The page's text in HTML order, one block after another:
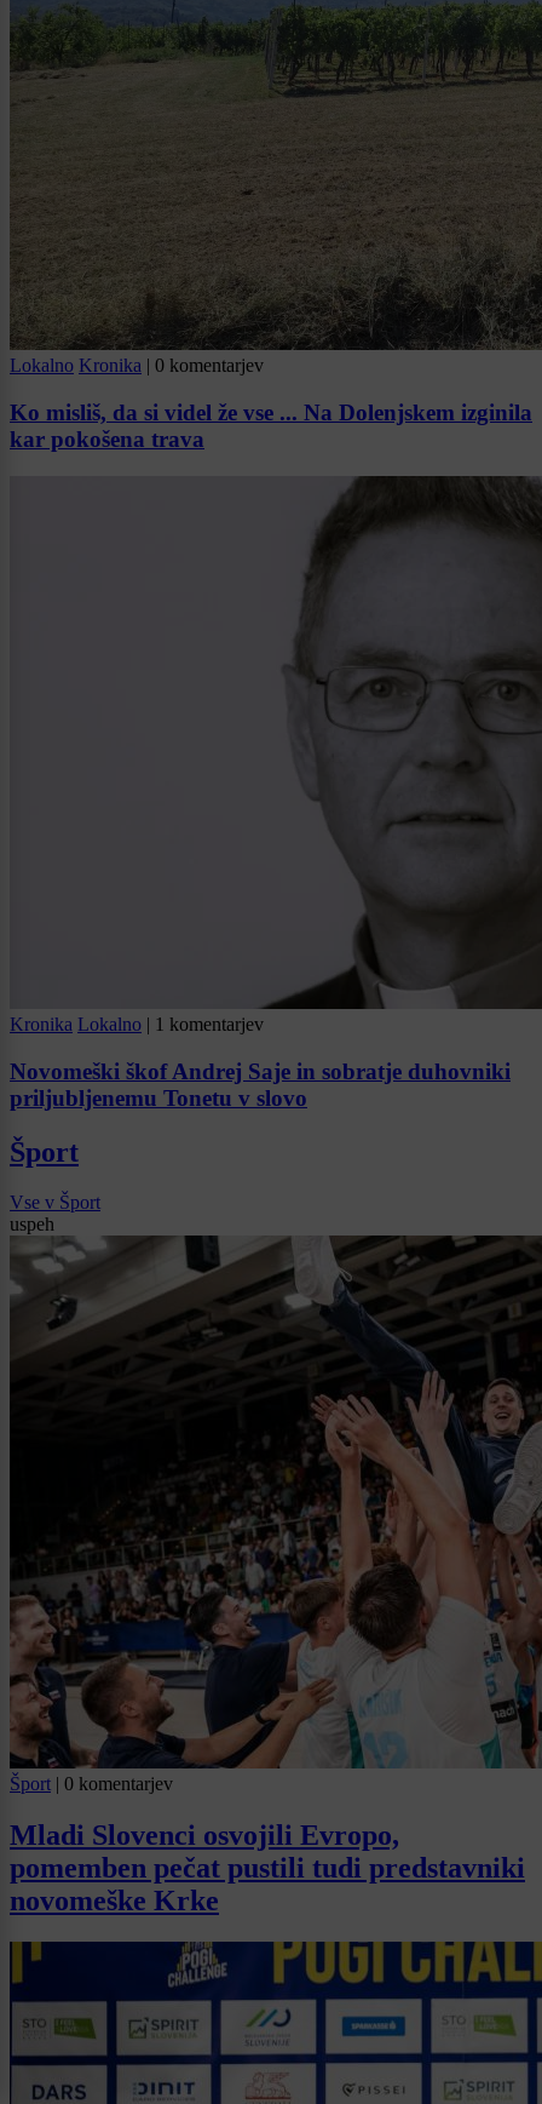
Lokalno Kronika | 0 komentarjev
Ko misliš, da si videl že vse ... Na Dolenjskem izginila
kar pokošena trava
Kronika Lokalno | 1 komentarjev
Novomeški škof Andrej Saje in sobratje duhovniki
priljubljenemu Tonetu v slovo
Šport
Vse v Šport
uspeh
Šport | 0 komentarjev
Mladi Slovenci osvojili Evropo,
pomemben pečat pustili tudi predstavniki
novomeške Krke